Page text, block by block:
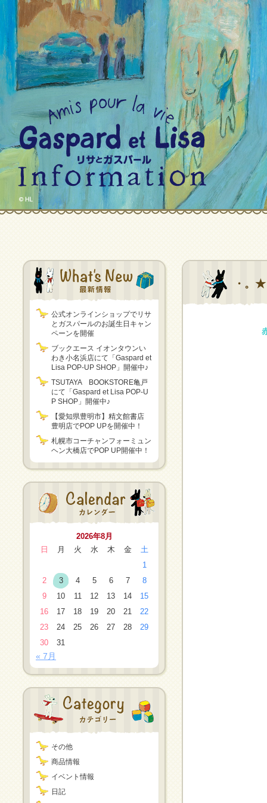
公式オンラインショップでリサ
とガスパールのお誕生日キャン
ペーンを開催
ブックエース イオンタウンい
わき小名浜店にて「Gaspard et
Lisa POP-UP SHOP」開催中♪
TSUTAYA BOOKSTORE亀戸
にて「Gaspard et Lisa POP-U
P SHOP」開催中♪
【愛知県豊明市】精文館書店
豊明店でPOP UPを開催中！
札幌市コーチャンフォーミュン
ヘン大橋店でPOP UP開催中！
2026年8月
日
月 火 水 木 金
土
1
2
3 4 5 6 7
8
9
10 11 12 13 14
15
16
17 18 19 20 21
22
23
24 25 26 27 28
29
30
31
« 7月
その他
商品情報
イベント情報
日記
・。